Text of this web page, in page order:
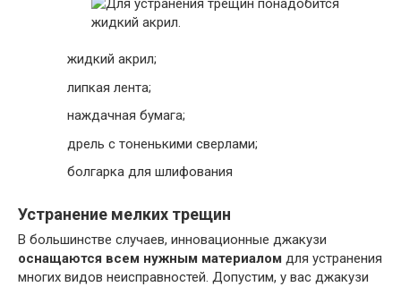
жидкий акрил;
липкая лента;
наждачная бумага;
дрель с тоненькими сверлами;
болгарка для шлифования
Устранение мелких трещин
В большинстве случаев, инновационные джакузи
оснащаются всем нужным материалом для устранения
многих видов неисправностей. Допустим, у вас джакузи